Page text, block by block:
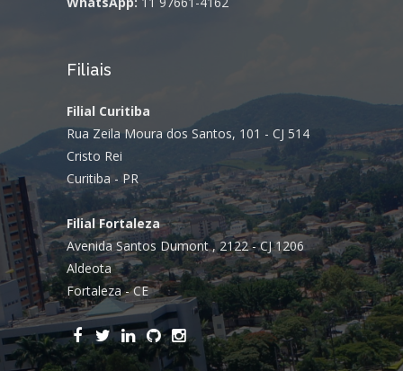
Filiais
Filial Curitiba
Rua Zeila Moura dos Santos, 101 - CJ 514
Cristo Rei
Curitiba - PR
Filial Fortaleza
Avenida Santos Dumont , 2122 - CJ 1206
Aldeota
Fortaleza - CE